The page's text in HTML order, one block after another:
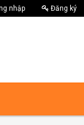
nhập Đăng ký